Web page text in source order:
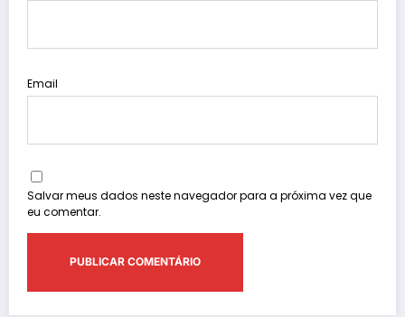
Email
Salvar meus dados neste navegador para a próxima vez que
eu comentar.